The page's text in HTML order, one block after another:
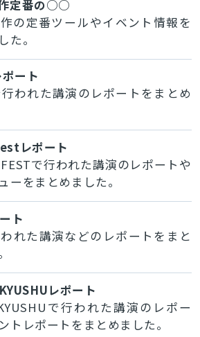
定番の○○
の定番ツールやイベント情報を
た。
ート
行われた講演のレポートをまとめ
レポート
で行われた講演のレポートや
ーをまとめました。
ト
れた講演などのレポートをまと
レポート
で行われた講演のレポー
トレポートをまとめました。
とじる
検索